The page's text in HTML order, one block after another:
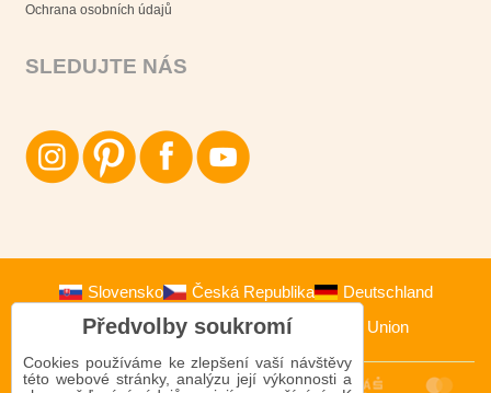
Ochrana osobních údajů
SLEDUJTE NÁS
Slovensko Česká Republika
Deutschland
Österreich
Polska European Union
Předvolby soukromí
Cookies používáme ke zlepšení vaší návštěvy
této webové stránky, analýzu její výkonnosti a